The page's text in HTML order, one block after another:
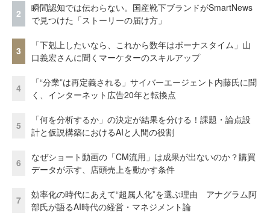
2
瞬間認知では伝わらない。国産靴下ブランドがSmartNews
で見つけた「ストーリーの届け方」
3
「下剋上したいなら、これから数年はボーナスタイム」山
口義宏さんに聞くマーケターのスキルアップ
4
「“分業”は再定義される」サイバーエージェント内藤氏に聞
く、インターネット広告20年と転換点
5
「何を分析するか」の決定が結果を分ける！課題・論点設
計と仮説構築におけるAIと人間の役割
6
なぜショート動画の「CM流用」は成果が出ないのか？購買
データが示す、店頭売上を動かす条件
7
効率化の時代にあえて“超属人化”を選ぶ理由 アナグラム阿
部氏が語るAI時代の経営・マネジメント論